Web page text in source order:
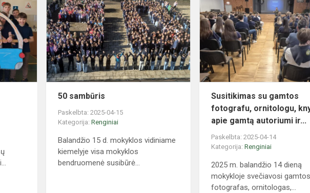
konkursas
sambūris
50 sambūris
Paskelbta: 2025-04-15
Kategorija:Renginiai
Balandžio 15 d. mokyklos vidiniame
kiemelyje visa mokyklos
bendruomenė susibūrė...
Susitikimas su gamtos
fotografu, ornitologu,
apie gamtą autoriumi ir...
Paskelbta: 2025-04-14
Kategorija:Renginiai
2025 m. balandžio 14 dieną
mokykloje svečiavosi gamtos
fotografas, ornitologas,...